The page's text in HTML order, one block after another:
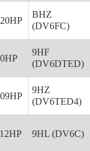
BHZ
(DV6FC)
9HF
(DV6DTED)
9HZ
(DV6TED4)
9HL (DV6C)